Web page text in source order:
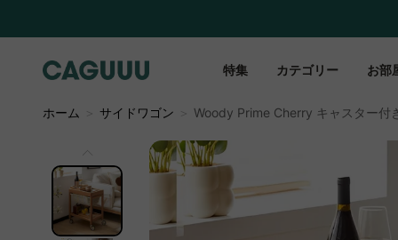
特集 カテゴリー お部
ホーム サイドワゴン Woody Prime Cherry キャスター付